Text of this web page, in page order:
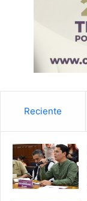
Reciente